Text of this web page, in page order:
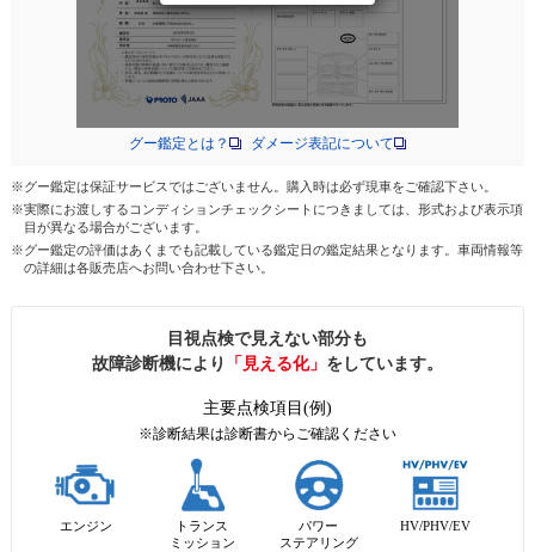
グー鑑定とは？ ダメージ表記について
※グー鑑定は保証サービスではございません。購入時は必ず現車をご確認下さい。
※実際にお渡しするコンディションチェックシートにつきましては、形式および表示項
目が異なる場合がございます。
※グー鑑定の評価はあくまでも記載している鑑定日の鑑定結果となります。車両情報等
の詳細は各販売店へお問い合わせ下さい。
目視点検で見えない部分も
故障診断機により
「見える化」 をしています。
主要点検項目(例)
※診断結果は診断書からご確認ください
エンジン
トランス
ミッション
パワー
ステアリング
HV/PHV/EV